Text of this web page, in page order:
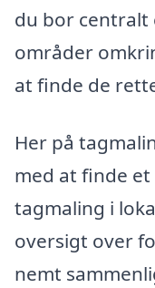
du bor centralt
områder
at finde de
Her på
med at finde
tagmaling i
oversigt over
nemt